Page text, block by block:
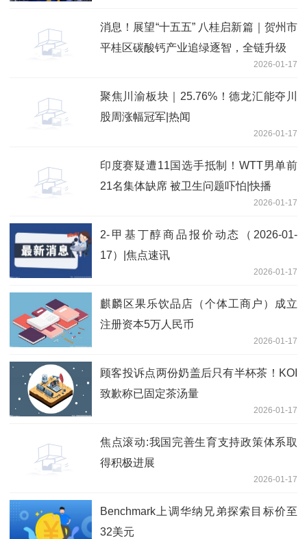
消息！展望“十五五” 八桂启新篇｜贺州市
平桂区碳酸钙产业追绿逐智，全链升级
2026-01-17
聚焦川渝板块｜25.76%！德龙汇能夺川
股周涨幅冠军|热闻
2026-01-17
印度赛疑遭11国选手抵制！WTT男单前
21名集体缺席 被卫生问题吓怕|快播
2026-01-17
2-甲基丁醇商品报价动态（2026-01-
17）|焦点速讯
2026-01-17
麒麟区果乐饮品店（个体工商户）成立
注册资本5万人民币
2026-01-17
顾客投诉点两份奶盖后只有半杯茶！KOI
致歉称已固定茶汤量
2026-01-17
焦点滚动:我国完善生育支持政策体系取
得积极进展
2026-01-17
Benchmark上调华纳兄弟探索目标价至
32美元